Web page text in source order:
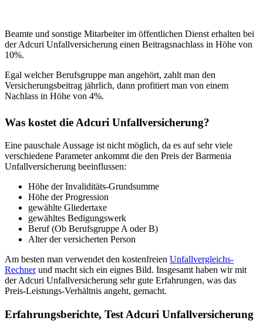
Beamte und sonstige Mitarbeiter im öffentlichen Dienst erhalten bei
der Adcuri Unfallversicherung einen Beitragsnachlass in Höhe von
10%.
Egal welcher Berufsgruppe man angehört, zahlt man den
Versicherungsbeitrag jährlich, dann profitiert man von einem
Nachlass in Höhe von 4%.
Was kostet die Adcuri Unfallversicherung?
Eine pauschale Aussage ist nicht möglich, da es auf sehr viele
verschiedene Parameter ankommt die den Preis der Barmenia
Unfallversicherung beeinflussen:
Höhe der Invaliditäts-Grundsumme
Höhe der Progression
gewählte Gliedertaxe
gewähltes Bedigungswerk
Beruf (Ob Berufsgruppe A oder B)
Alter der versicherten Person
Am besten man verwendet den kostenfreien Unfallvergleichs-
Rechnerund macht sich ein eignes Bild. Insgesamt haben wir mit
der Adcuri Unfallversicherung sehr gute Erfahrungen, was das
Preis-Leistungs-Verhältnis angeht, gemacht.
Erfahrungsberichte, Test Adcuri Unfallversicherung